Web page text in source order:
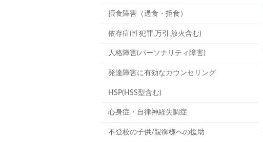
摂食障害（過食・拒食）
依存症(性犯罪,万引,放火含む)
人格障害(パーソナリティ障害)
発達障害に有効なカウンセリング
HSP(HSS型含む)
心身症・自律神経失調症
不登校の子供/親御様への援助